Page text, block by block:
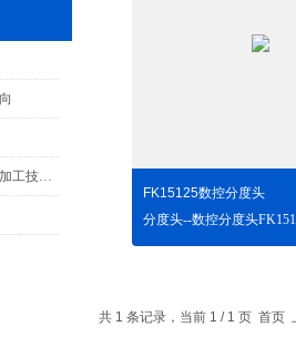
飞机结构件复杂结构数控分度头加工技术的应用研究
FK15125数控分度头
共 1 条记录，当前 1 / 1 页 首